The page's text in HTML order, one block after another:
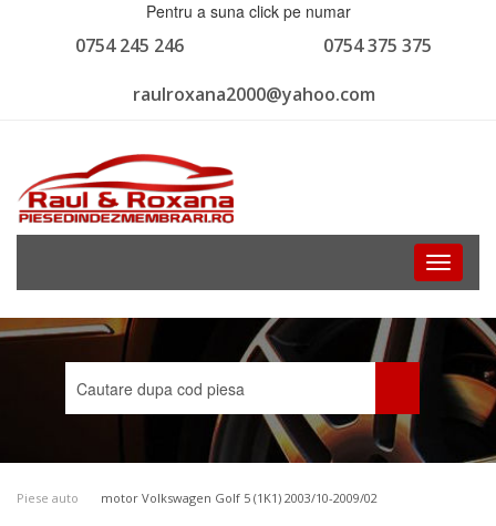
Pentru a suna click pe numar
0754 375 375
0754 245 246
raulroxana2000@yahoo.com
Toggle
Piese auto motor Volkswagen Golf 5 (1K1) 2003/10-2009/02